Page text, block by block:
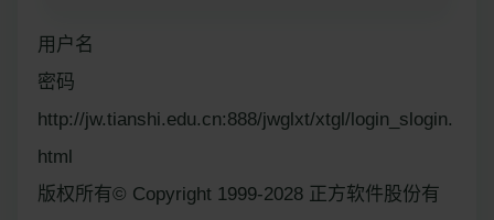
用户名
密码
http://jw.tianshi.edu.cn:888/jwglxt/xtgl/login_slogin.
html
版权所有© Copyright 1999-2028 正方软件股份有